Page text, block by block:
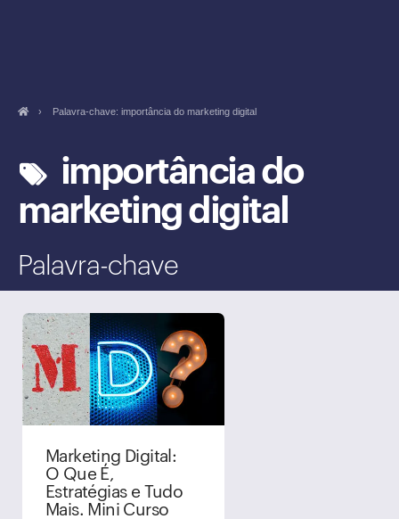
› Palavra-chave: importância do marketing digital
importância do
marketing digital
Palavra-chave
Marketing Digital:
O Que É,
Estratégias e Tudo
Mais. Mini Curso